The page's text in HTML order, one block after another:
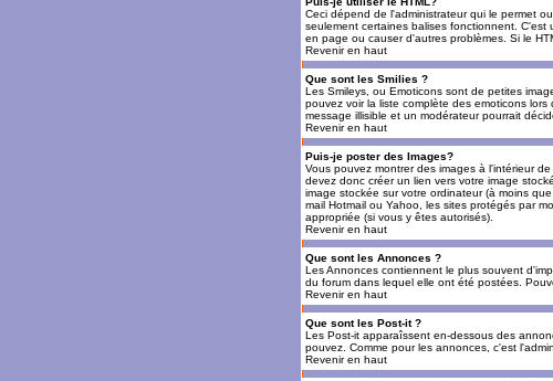
Ceci dépend de l'administrateur qui le permet
seulement certaines balises fonctionnent. C'est
en page ou causer d'autres problèmes. Si le
Revenir en haut
Que sont les Smilies ?
Les Smileys, ou Emoticons sont de petites
pouvez voir la liste complète des emoticons
message illisible et un modérateur pourrait
Revenir en haut
Puis-je poster des Images?
Vous pouvez montrer des images à l'intérieur
devez donc créer un lien vers votre image
image stockée sur votre ordinateur (à moins
mail Hotmail ou Yahoo, les sites protégés par
appropriée (si vous y êtes autorisés).
Revenir en haut
Que sont les Annonces ?
Les Annonces contiennent le plus souvent
du forum dans lequel elle ont été postées.
Revenir en haut
Que sont les Post-it ?
Les Post-it apparaîssent en-dessous des
pouvez. Comme pour les annonces, c'est
Revenir en haut